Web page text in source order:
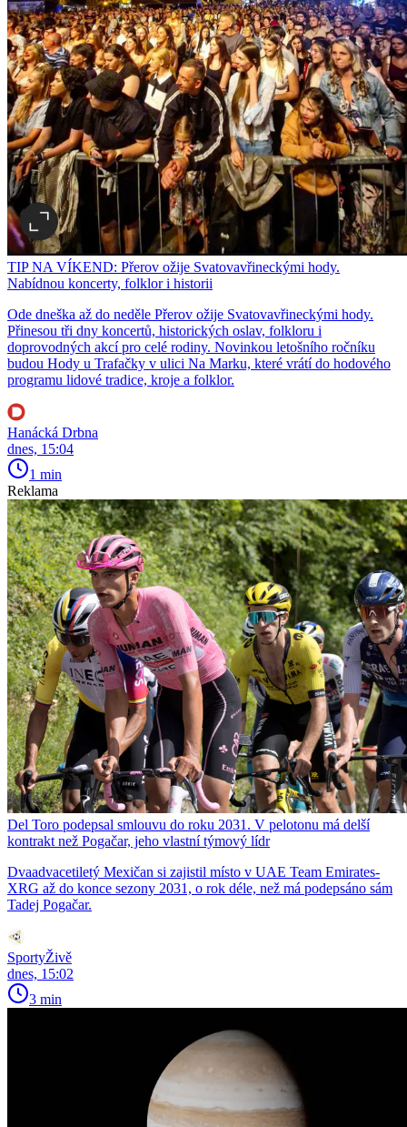
TIP NA VÍKEND: Přerov ožije Svatovavřineckými hody.
Nabídnou koncerty, folklor i historii
Ode dneška až do neděle Přerov ožije Svatovavřineckými hody.
Přinesou tři dny koncertů, historických oslav, folkloru i
doprovodných akcí pro celé rodiny. Novinkou letošního ročníku
budou Hody u Trafačky v ulici Na Marku, které vrátí do hodového
programu lidové tradice, kroje a folklor.
Hanácká Drbna
dnes, 15:04
1 min
Reklama
Del Toro podepsal smlouvu do roku 2031. V pelotonu má delší
kontrakt než Pogačar, jeho vlastní týmový lídr
Dvaadvacetiletý Mexičan si zajistil místo v UAE Team Emirates-
XRG až do konce sezony 2031, o rok déle, než má podepsáno sám
Tadej Pogačar.
SportyŽivě
dnes, 15:02
3 min